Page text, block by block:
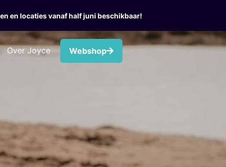
en locaties vanaf half juni beschikbaar!
Over Joyce Webshop